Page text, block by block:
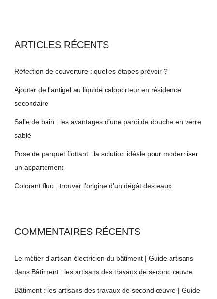
ARTICLES RÉCENTS
Réfection de couverture : quelles étapes prévoir ?
Ajouter de l’antigel au liquide caloporteur en résidence
secondaire
Salle de bain : les avantages d’une paroi de douche en verre
sablé
Pose de parquet flottant : la solution idéale pour moderniser
un appartement
Colorant fluo : trouver l’origine d’un dégât des eaux
COMMENTAIRES RÉCENTS
Le métier d'artisan électricien du bâtiment | Guide artisans
dans Bâtiment : les artisans des travaux de second œuvre
Bâtiment : les artisans des travaux de second œuvre | Guide